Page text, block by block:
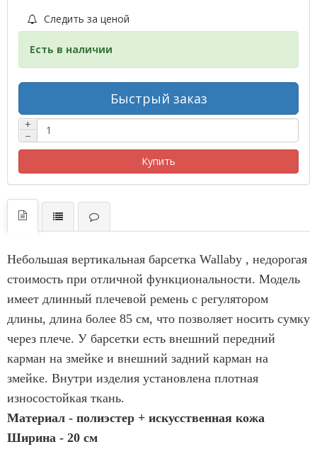
Следить за ценой
Есть в наличии
Быстрый заказ
+
−
Купить
Небольшая вертикальная барсетка Wallaby , недорогая
стоимость при отличной функциональности. Модель
имеет длинный плечевой ремень с регулятором
длины, длина более 85 см, что позволяет носить сумку
через плече. У барсетки есть внешний передний
карман на змейке и внешний задний карман на
змейке. Внутри изделия установлена плотная
износостойкая ткань.
Материал - полиэстер + искусственная кожа
Ширина - 20 см